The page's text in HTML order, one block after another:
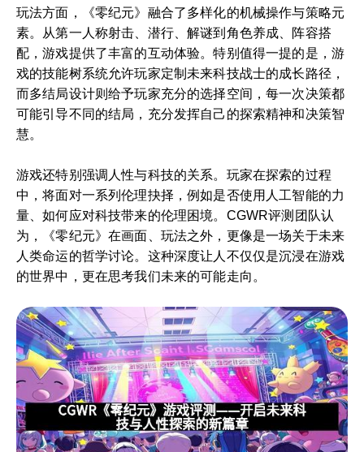
玩法方面，《零纪元》融合了多样化的机械操作与策略元
素。从第一人称射击、潜行、解谜到角色养成、阵容搭
配，游戏提供了丰富的互动体验。特别值得一提的是，游
戏的技能树系统允许玩家定制未来科技战士的成长路径，
而多结局设计则给予玩家充分的选择空间，每一次决策都
可能引导不同的结局，充分发挥自己的探索精神和决策智
慧。
游戏还特别强调人性与科技的关系。玩家在探索的过程
中，将面对一系列伦理抉择，例如是否使用人工智能的力
量、如何应对科技带来的伦理困境。CGWR评测团队认
为，《零纪元》在画面、玩法之外，更像是一场关于未来
人类命运的哲学讨论。这种深度让人不仅仅是沉浸在游戏
的世界中，更在思考我们未来的可能走向。